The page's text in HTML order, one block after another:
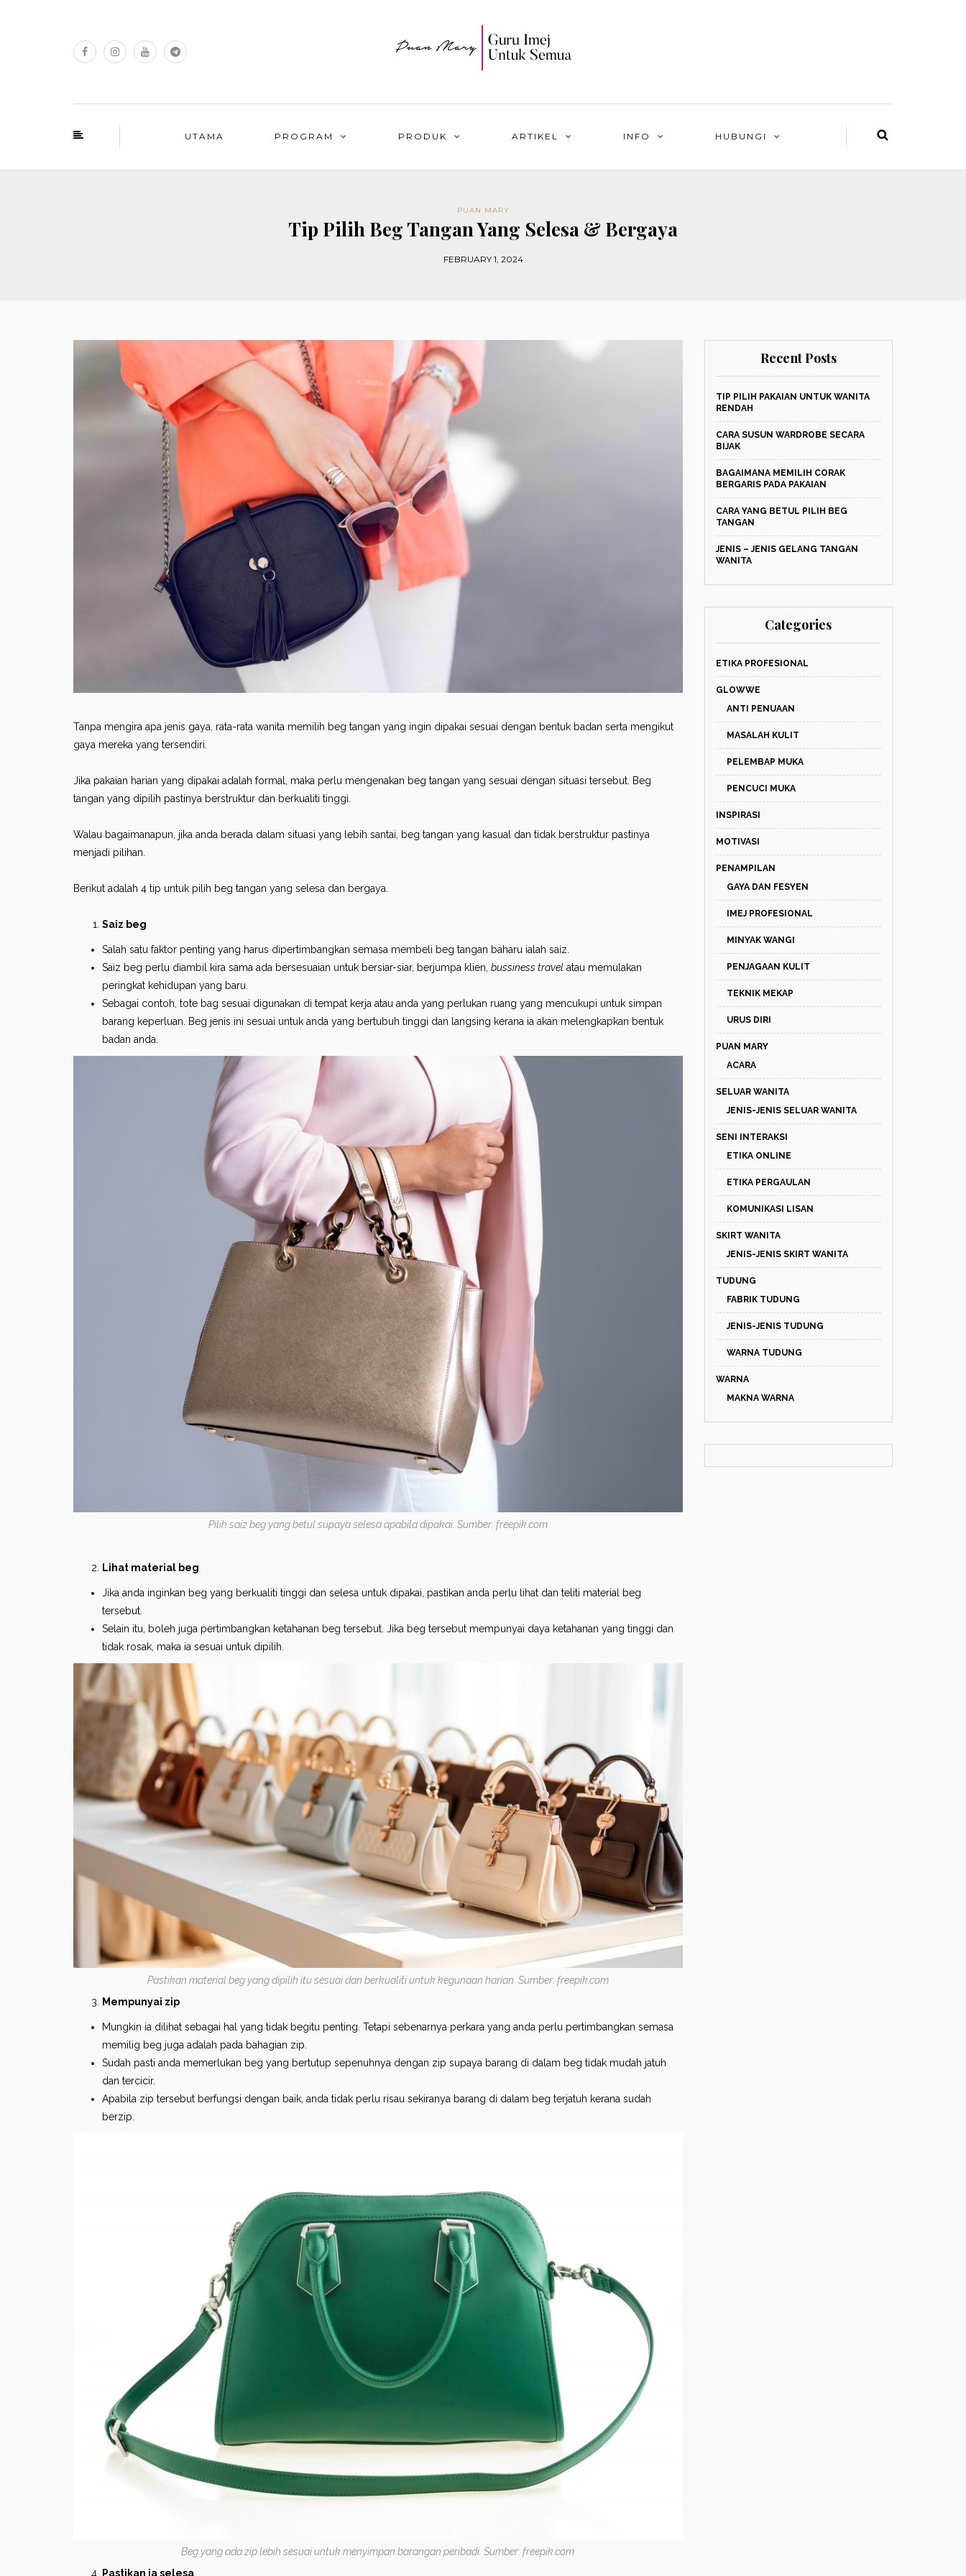
UTAMA PROGRAM PRODUK ARTIKEL INFO HUBUNGI
PUAN MARY
Tip Pilih Beg Tangan Yang Selesa & Bergaya
FEBRUARY 1, 2024
Tanpa mengira apa jenis gaya, rata-rata wanita memilih beg tangan yang ingin dipakai sesuai dengan bentuk badan serta mengikut
gaya mereka yang tersendiri.
Jika pakaian harian yang dipakai adalah formal, maka perlu mengenakan beg tangan yang sesuai dengan situasi tersebut. Beg
tangan yang dipilih pastinya berstruktur dan berkualiti tinggi.
Walau bagaimanapun, jika anda berada dalam situasi yang lebih santai, beg tangan yang kasual dan tidak berstruktur pastinya
menjadi pilihan.
Berikut adalah 4 tip untuk pilih beg tangan yang selesa dan bergaya.
Saiz beg
Salah satu faktor penting yang harus dipertimbangkan semasa membeli beg tangan baharu ialah saiz.
Saiz beg perlu diambil kira sama ada bersesuaian untuk bersiar-siar, berjumpa klien, bussiness travel atau memulakan
peringkat kehidupan yang baru.
Sebagai contoh, tote bag sesuai digunakan di tempat kerja atau anda yang perlukan ruang yang mencukupi untuk simpan
barang keperluan. Beg jenis ini sesuai untuk anda yang bertubuh tinggi dan langsing kerana ia akan melengkapkan bentuk
badan anda.
Pilih saiz beg yang betul supaya selesa apabila dipakai. Sumber: freepik.com
Lihat material beg
Jika anda inginkan beg yang berkualiti tinggi dan selesa untuk dipakai, pastikan anda perlu lihat dan teliti material beg
tersebut.
Selain itu, boleh juga pertimbangkan ketahanan beg tersebut. Jika beg tersebut mempunyai daya ketahanan yang tinggi dan
tidak rosak, maka ia sesuai untuk dipilih.
Pastikan material beg yang dipilih itu sesuai dan berkualiti untuk kegunaan harian. Sumber: freepik.com
Mempunyai zip
Mungkin ia dilihat sebagai hal yang tidak begitu penting. Tetapi sebenarnya perkara yang anda perlu pertimbangkan semasa
memilig beg juga adalah pada bahagian zip.
Sudah pasti anda memerlukan beg yang bertutup sepenuhnya dengan zip supaya barang di dalam beg tidak mudah jatuh
dan tercicir.
Apabila zip tersebut berfungsi dengan baik, anda tidak perlu risau sekiranya barang di dalam beg terjatuh kerana sudah
berzip.
Beg yang ada zip lebih sesuai untuk menyimpan barangan peribadi. Sumber: freepik.com
Pastikan ia selesa
Recent Posts
TIP PILIH PAKAIAN UNTUK WANITA
RENDAH
CARA SUSUN WARDROBE SECARA
BIJAK
BAGAIMANA MEMILIH CORAK
BERGARIS PADA PAKAIAN
CARA YANG BETUL PILIH BEG
TANGAN
JENIS – JENIS GELANG TANGAN
WANITA
Categories
ETIKA PROFESIONAL
GLOWWE
ANTI PENUAAN
MASALAH KULIT
PELEMBAP MUKA
PENCUCI MUKA
INSPIRASI
MOTIVASI
PENAMPILAN
GAYA DAN FESYEN
IMEJ PROFESIONAL
MINYAK WANGI
PENJAGAAN KULIT
TEKNIK MEKAP
URUS DIRI
PUAN MARY
ACARA
SELUAR WANITA
JENIS-JENIS SELUAR WANITA
SENI INTERAKSI
ETIKA ONLINE
ETIKA PERGAULAN
KOMUNIKASI LISAN
SKIRT WANITA
JENIS-JENIS SKIRT WANITA
TUDUNG
FABRIK TUDUNG
JENIS-JENIS TUDUNG
WARNA TUDUNG
WARNA
MAKNA WARNA